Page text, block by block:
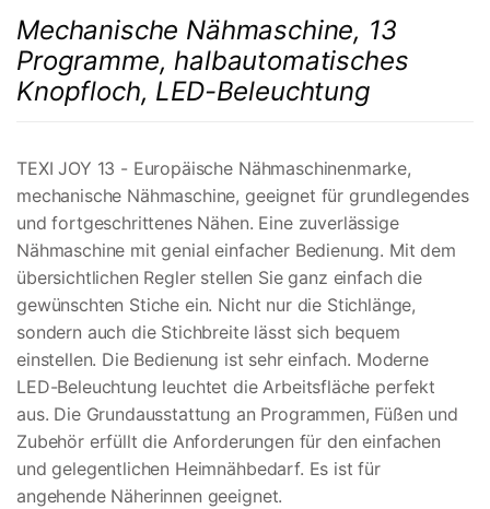
Mechanische Nähmaschine, 13
Programme, halbautomatisches
Knopfloch, LED-Beleuchtung
TEXI JOY 13 - Europäische Nähmaschinenmarke,
mechanische Nähmaschine, geeignet für grundlegendes
und fortgeschrittenes Nähen. Eine zuverlässige
Nähmaschine mit genial einfacher Bedienung. Mit dem
übersichtlichen Regler stellen Sie ganz einfach die
gewünschten Stiche ein. Nicht nur die Stichlänge,
sondern auch die Stichbreite lässt sich bequem
einstellen. Die Bedienung ist sehr einfach. Moderne
LED-Beleuchtung leuchtet die Arbeitsfläche perfekt
aus. Die Grundausstattung an Programmen, Füßen und
Zubehör erfüllt die Anforderungen für den einfachen
und gelegentlichen Heimnähbedarf. Es ist für
angehende Näherinnen geeignet.